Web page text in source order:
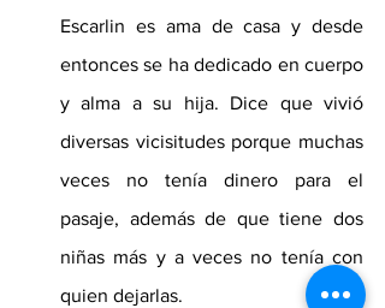
Escarlin es ama de casa y desde
entonces se ha dedicado en cuerpo
y alma a su hija. Dice que vivió
diversas vicisitudes porque muchas
veces no tenía dinero para el
pasaje, además de que tiene dos
niñas más y a veces no tenía con
quien dejarlas.